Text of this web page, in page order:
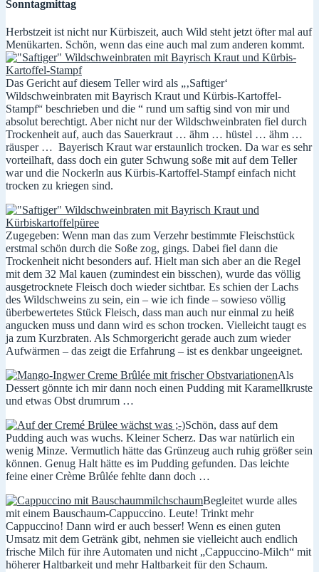
Sonntagmittag
Herbstzeit ist nicht nur Kürbiszeit, auch Wild steht jetzt öfter mal auf
Menükarten. Schön, wenn das eine auch mal zum anderen kommt.
Das Gericht auf diesem Teller wird als „‚Saftiger‘
Wildschweinbraten mit Bayrisch Kraut und Kürbis-Kartoffel-
Stampf“ beschrieben und die “ rund um saftig sind von mir und
absolut berechtigt. Aber nicht nur der Wildschweinbraten fiel durch
Trockenheit auf, auch das Sauerkraut … ähm … hüstel … ähm …
räusper … Bayerisch Kraut war erstaunlich trocken. Da war es sehr
vorteilhaft, dass doch ein guter Schwung soße mit auf dem Teller
war und die Nockerln aus Kürbis-Kartoffel-Stampf einfach nicht
trocken zu kriegen sind.
Zugegeben: Wenn man das zum Verzehr bestimmte Fleischstück
erstmal schön durch die Soße zog, gings. Dabei fiel dann die
Trockenheit nicht besonders auf. Hielt man sich aber an die Regel
mit dem 32 Mal kauen (zumindest ein bisschen), wurde das völlig
ausgetrocknete Fleisch doch wieder sichtbar. Es schien der Lachs
des Wildschweins zu sein, ein – wie ich finde – sowieso völlig
überbewertetes Stück Fleisch, dass man auch nur einmal zu heiß
angucken muss und dann wird es schon trocken. Vielleicht taugt es
ja zum Kurzbraten. Als Schmorgericht gerade auch zum wieder
Aufwärmen – das zeigt die Erfahrung – ist es denkbar ungeeignet.
Als
Dessert gönnte ich mir dann noch einen Pudding mit Karamellkruste
und etwas Obst drumrum …
Schön, dass auf dem
Pudding auch was wuchs. Kleiner Scherz. Das war natürlich ein
wenig Minze. Vermutlich hätte das Grünzeug auch ruhig größer sein
können. Genug Halt hätte es im Pudding gefunden. Das leichte
feine einer Crème Brûlée fehlte dann doch …
Begleitet wurde alles
mit einem Bauschaum-Cappuccino. Leute! Trinkt mehr
Cappuccino! Dann wird er auch besser! Wenn es einen guten
Umsatz mit dem Getränk gibt, nehmen sie vielleicht auch endlich
frische Milch für ihre Automaten und nicht „Cappuccino-Milch“ mit
höherer Haltbarkeit und mehr Haltbarkeit für den Schaum.